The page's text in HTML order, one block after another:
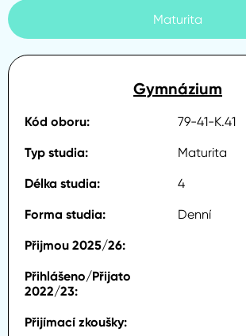
Maturita
Gymnázium
79-41-K.41
Maturita
4
Denní